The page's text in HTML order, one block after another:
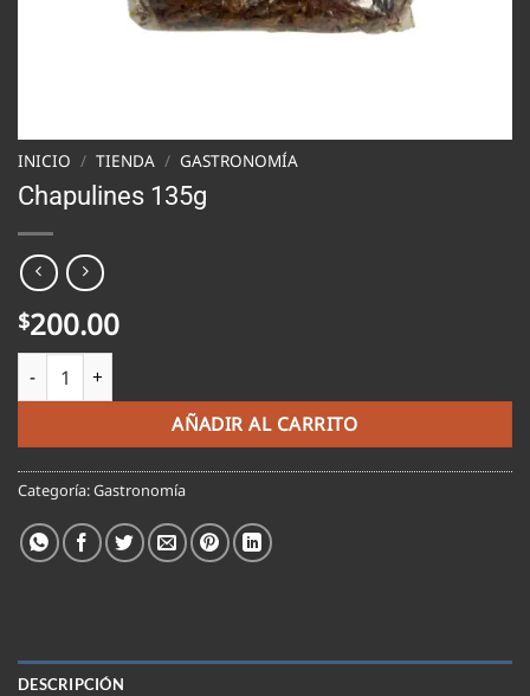
INICIO / TIENDA / GASTRONOMÍA
Chapulines 135g
$200.00
Chapulines 135g cantidad
AÑADIR AL CARRITO
Categoría:Gastronomía
DESCRIPCIÓN